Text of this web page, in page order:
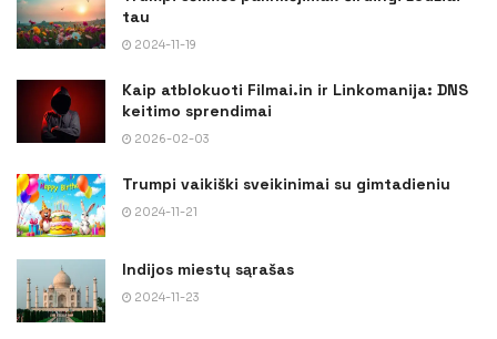
tau
2024-11-19
Kaip atblokuoti Filmai.in ir Linkomanija: DNS
keitimo sprendimai
2026-02-03
Trumpi vaikiški sveikinimai su gimtadieniu
2024-11-21
Indijos miestų sąrašas
2024-11-23